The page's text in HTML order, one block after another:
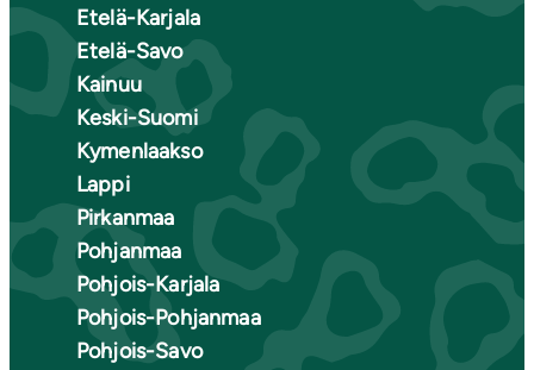
Etelä-Karjala
Etelä-Savo
Kainuu
Keski-Suomi
Kymenlaakso
Lappi
Pirkanmaa
Pohjanmaa
Pohjois-Karjala
Pohjois-Pohjanmaa
Pohjois-Savo